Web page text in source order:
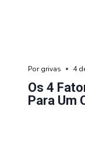
Os 4
Para Um
Por grivas 4